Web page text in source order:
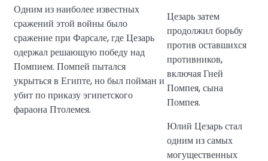
Одним из наиболее известных
сражений этой войны было
сражение при Фарсале, где Цезарь
одержал решающую победу над
Помпием. Помпей пытался
укрыться в Египте, но был пойман и
убит по приказу эгипетского
фараона Птолемея.
Цезарь затем
продолжил борьбу
против оставшихся
противников,
включая Гней
Помпея, сына
Помпея.
Юлий Цезарь стал
одним из самых
могущественных